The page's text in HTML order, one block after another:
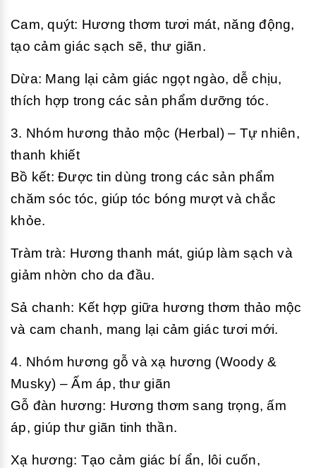
Cam, quýt: Hương thơm tươi mát, năng động,
tạo cảm giác sạch sẽ, thư giãn.
Dừa: Mang lại cảm giác ngọt ngào, dễ chịu,
thích hợp trong các sản phẩm dưỡng tóc.
3. Nhóm hương thảo mộc (Herbal) – Tự nhiên,
thanh khiết
Bồ kết: Được tin dùng trong các sản phẩm
chăm sóc tóc, giúp tóc bóng mượt và chắc
khỏe.
Tràm trà: Hương thanh mát, giúp làm sạch và
giảm nhờn cho da đầu.
Sả chanh: Kết hợp giữa hương thơm thảo mộc
và cam chanh, mang lại cảm giác tươi mới.
4. Nhóm hương gỗ và xạ hương (Woody &
Musky) – Ấm áp, thư giãn
Gỗ đàn hương: Hương thơm sang trọng, ấm
áp, giúp thư giãn tinh thần.
Xạ hương: Tạo cảm giác bí ẩn, lôi cuốn,